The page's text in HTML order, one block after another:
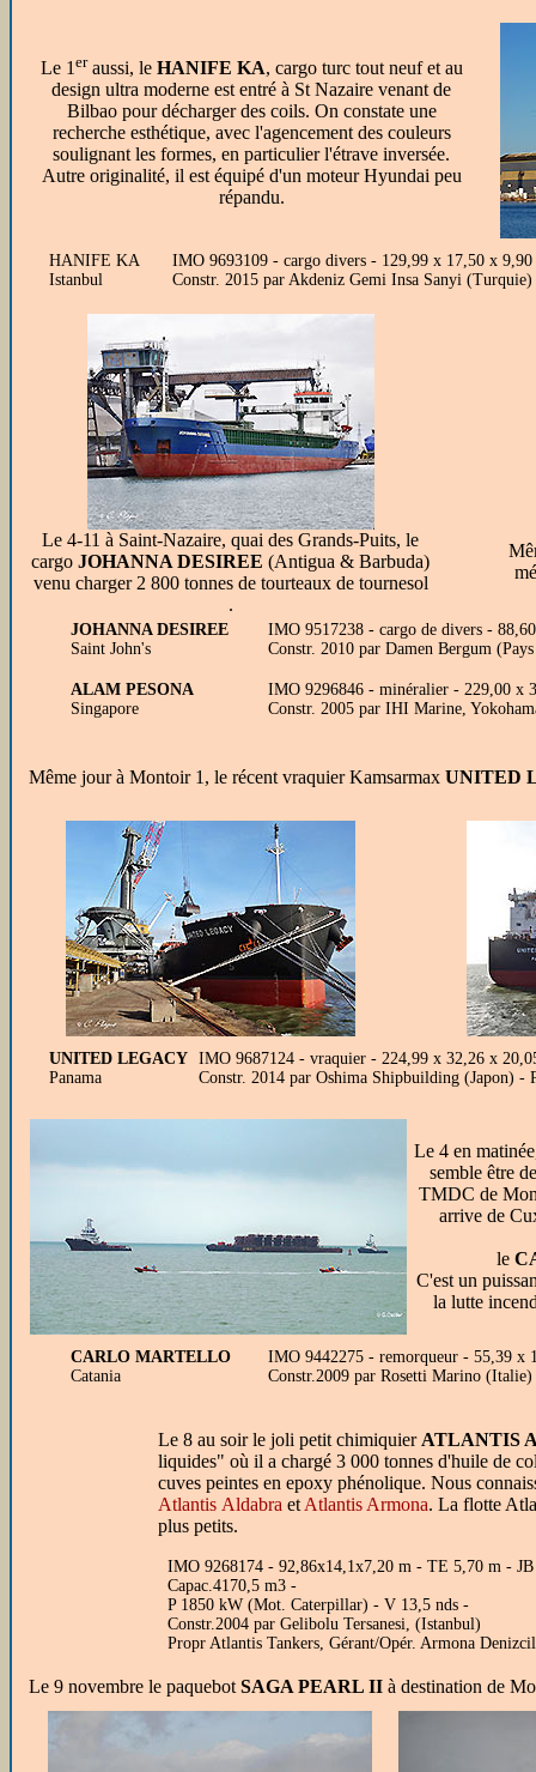
Le 1 eraussi, le HANIFE KA, cargo turc tout neuf et au
design ultra moderne est entré à St Nazaire venant de
Bilbao pour décharger des coils. On constate une
recherche esthétique, avec l'agencement des couleurs
soulignant les formes, en particulier l'étrave inversée.
Autre originalité, il est équipé d'un moteur Hyundai peu
répandu.
HANIFE KA
Istanbul
IMO 9693109 - cargo divers - 129,99 x 17,50 x
Constr. 2015 par Akdeniz Gemi Insa Sanyi
Le 4-11 à Saint-Nazaire, quai des Grands-Puits, le
cargo JOHANNA DESIREE (Antigua & Barbuda)
venu charger 2 800 tonnes de tourteaux de tournesol
.
JOHANNA DESIREE
Saint John's
IMO 9517238 - cargo de divers -
Constr. 2010 par Damen Bergum
ALAM PESONA
Singapore
IMO 9296846 - minéralier - 229,00 x
Constr. 2005 par IHI Marine,
Même jour à Montoir 1, le récent vraquierKamsarmax UNITED
UNITED LEGACY
Panama
IMO 9687124 - vraquier - 224,99 x 32,26 x
Constr. 2014 par Oshima Shipbuilding (Japon) -
Le 4 en
semble être
TMDC de
arrive de
le
C'est un
la lutte
CARLO MARTELLO
Catania
IMO 9442275 - remorqueur - 55,39 x
Constr.2009 par Rosetti Marino
Le 8 au soir le joli petit chimiquier ATLANTIS
liquides" où il a chargé 3 000 tonnes d'huile de
cuves peintes en epoxy phénolique. Nous
Atlantis Aldabra et Atlantis Armona. La flotte
plus petits.
IMO 9268174 - 92,86x14,1x7,20 m - TE 5,70 m -
Capac.4170,5 m3 -
P 1850 kW (Mot. Caterpillar) - V 13,5 nds -
Constr.2004 par Gelibolu Tersanesi, (Istanbul)
Propr Atlantis Tankers, Gérant/Opér. Armona
Le 9 novembre le paquebot SAGA PEARL II à destination de